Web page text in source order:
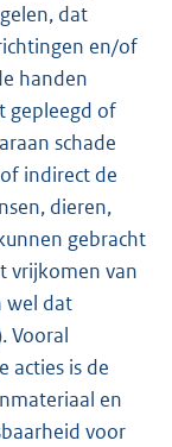
dat
en/of
handen
gepleegd of
schade
indirect de
dieren,
gebracht
vrijkomen van
wel dat
Vooral
acties is de
en
voor